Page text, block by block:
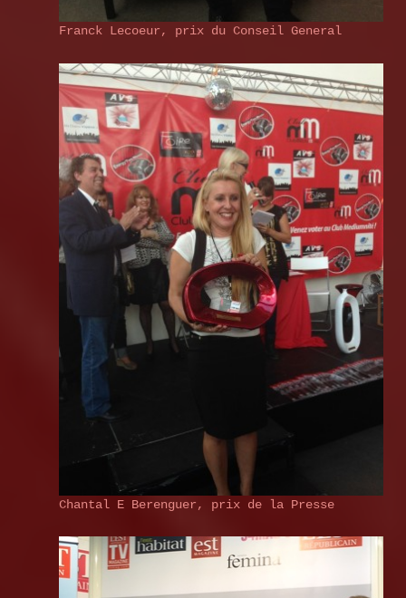
Franck Lecoeur, prix du Conseil General
Chantal E Berenguer, prix de la Presse